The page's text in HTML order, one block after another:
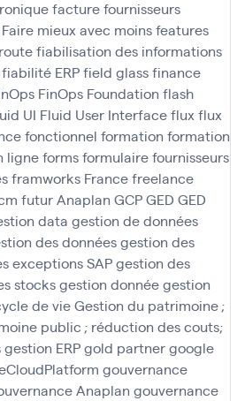
facture fournisseurs
Faire mieux avec moinsfeatures
fiabilisation des informations
fiabilité ERPfield glassfinance
FinOps Foundation flash
UI Fluid User Interfaceflux flux
fonctionnel formation formation
ligneformsformulairefournisseurs
framworks Francefreelance
futur Anaplan GCPGED GED
data gestion de données
des donnéesgestion des
exceptions SAPgestion des
stocksgestion donnéegestion
de vieGestion du patrimoine ;
public ; réduction des couts;
gestion ERPgold partnergoogle
gouvernance
Anaplan gouvernance